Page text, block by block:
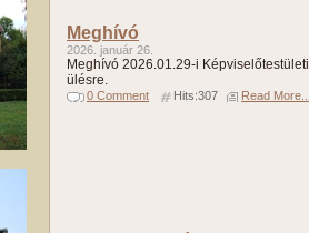
Meghívó
2026. január 26.
Meghívó 2026.01.29-i Képviselőtestületi
ülésre.
0 Comment Hits:307 Read More...